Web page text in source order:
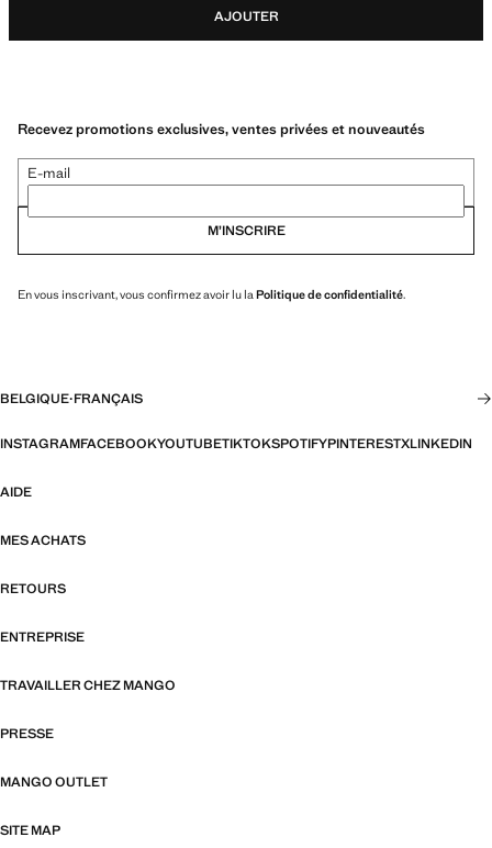
AJOUTER
Recevez promotions exclusives, ventes privées et nouveautés
E-mail
M’INSCRIRE
En vous inscrivant, vous confirmez avoir lu la Politique de confidentialité.
BELGIQUE·FRANÇAIS
INSTAGRAMFACEBOOKYOUTUBETIKTOKSPOTIFYPINTERESTXLINKEDIN
AIDE
MES ACHATS
RETOURS
ENTREPRISE
TRAVAILLER CHEZ MANGO
PRESSE
MANGO OUTLET
SITE MAP